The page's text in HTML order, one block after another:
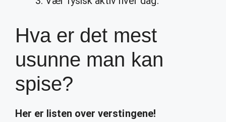
Hva er det mest
usunne man kan
spise?
Her er listen over verstingene!